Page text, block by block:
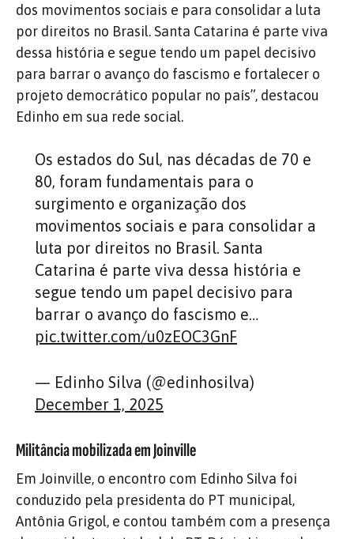
dos movimentos sociais e para consolidar a luta
por direitos no Brasil. Santa Catarina é parte viva
dessa história e segue tendo um papel decisivo
para barrar o avanço do fascismo e fortalecer o
projeto democrático popular no país”, destacou
Edinho em sua rede social.
Os estados do Sul, nas décadas de 70 e
80, foram fundamentais para o
surgimento e organização dos
movimentos sociais e para consolidar a
luta por direitos no Brasil. Santa
Catarina é parte viva dessa história e
segue tendo um papel decisivo para
barrar o avanço do fascismo e…
pic.twitter.com/u0zEOC3GnF
— Edinho Silva (@edinhosilva)
December 1, 2025
Militância mobilizada em Joinville
Em Joinville, o encontro com Edinho Silva foi
conduzido pela presidenta do PT municipal,
Antônia Grigol, e contou também com a presença